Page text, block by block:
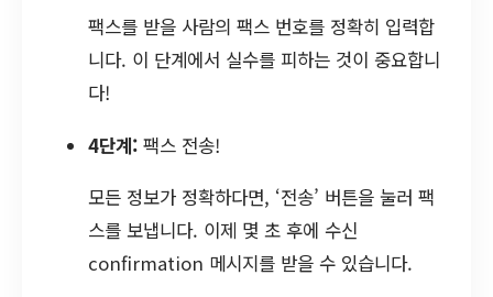
팩스를 받을 사람의 팩스 번호를 정확히 입력합
니다. 이 단계에서 실수를 피하는 것이 중요합니
다!
4단계: 팩스 전송!
모든 정보가 정확하다면, ‘전송’ 버튼을 눌러 팩
스를 보냅니다. 이제 몇 초 후에 수신
confirmation 메시지를 받을 수 있습니다.